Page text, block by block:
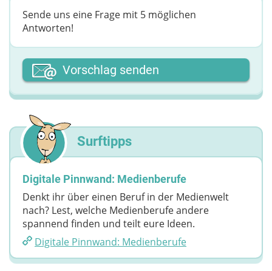
Sende uns eine Frage mit 5 möglichen
Antworten!
Dein Vor- oder Spitzname
Deine Nachricht
Vorschlag senden
Surftipps
Digitale Pinnwand: Medienberufe
Denkt ihr über einen Beruf in der Medienwelt
nach? Lest, welche Medienberufe andere
spannend finden und teilt eure Ideen.
Digitale Pinnwand: Medienberufe